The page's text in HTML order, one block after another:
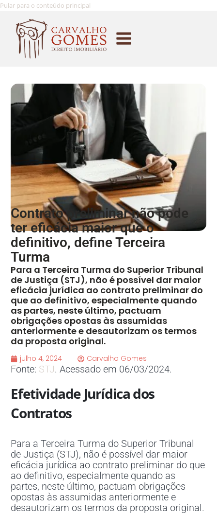
Pular para o conteúdo principal
Contrato preliminar não pode
ter eficácia maior que o
definitivo, define Terceira
Turma
Para a Terceira Turma do Superior Tribunal
de Justiça (STJ), não é possível dar maior
eficácia jurídica ao contrato preliminar do
que ao definitivo, especialmente quando
as partes, neste último, pactuam
obrigações opostas às assumidas
anteriormente e desautorizam os termos
da proposta original.
julho 4, 2024 Carvalho Gomes
Fonte: STJ. Acessado em 06/03/2024.
Efetividade Jurídica dos
Contratos
Para a Terceira Turma do Superior Tribunal
de Justiça (STJ), não é possível dar maior
eficácia jurídica ao contrato preliminar do que
ao definitivo, especialmente quando as
partes, neste último, pactuam obrigações
opostas às assumidas anteriormente e
desautorizam os termos da proposta original.